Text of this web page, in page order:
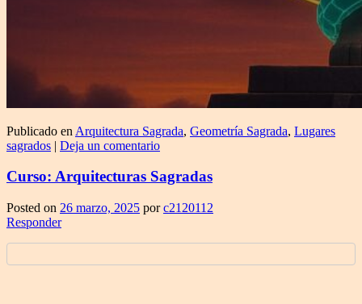
Publicado en Arquitectura Sagrada, Geometría Sagrada, Lugares
sagrados | Deja un comentario
Curso: Arquitecturas Sagradas
Posted on 26 marzo, 2025 porc2120112
Responder